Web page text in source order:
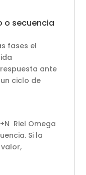
o secuencia
fases el
ante
ciclo de
Riel Omega
Si la